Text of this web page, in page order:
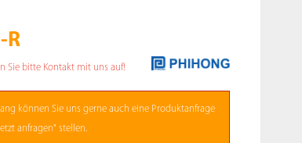
R
Sie bitte Kontakt mit uns auf!
können Sie uns gerne auch eine Produktanfrage
anfragen" stellen.